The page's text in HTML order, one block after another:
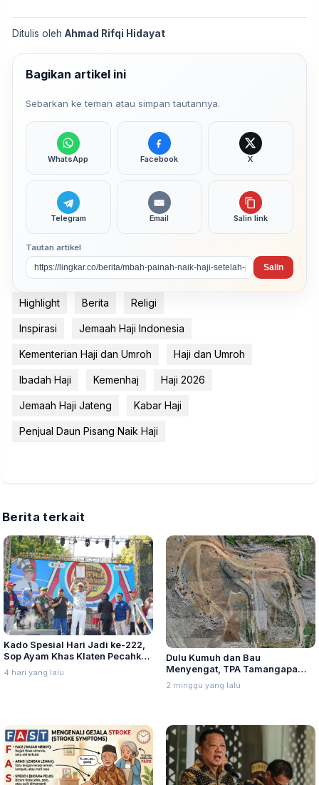
Ditulis oleh Ahmad Rifqi Hidayat
Bagikan artikel ini
Sebarkan ke teman atau simpan tautannya.
WhatsApp Facebook X
Telegram Email Salin link
Tautan artikel
Salin
Highlight Berita Religi
Inspirasi Jemaah Haji Indonesia
Kementerian Haji dan Umroh Haji dan Umroh
Ibadah Haji Kemenhaj Haji 2026
Jemaah Haji Jateng Kabar Haji
Penjual Daun Pisang Naik Haji
Berita terkait
Kado Spesial Hari Jadi ke-222,
Sop Ayam Khas Klaten Pecahkan
Rekor MURI dan Dunia
4 hari yang lalu
Dulu Kumuh dan Bau
Menyengat, TPA Tamangapa
Kini Berubah Drastis dari Sistem
Open Dumping Menuju Sanitary
2 minggu yang lalu